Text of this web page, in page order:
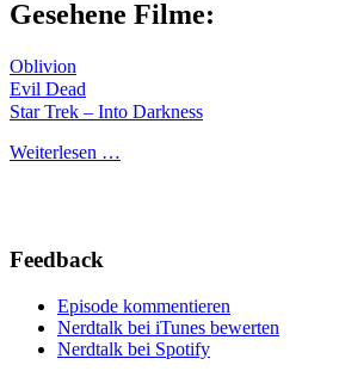
Gesehene Filme:
Oblivion
Evil Dead
Star Trek – Into Darkness
Weiterlesen …
Feedback
Episode kommentieren
Nerdtalk bei iTunes bewerten
Nerdtalk bei Spotify